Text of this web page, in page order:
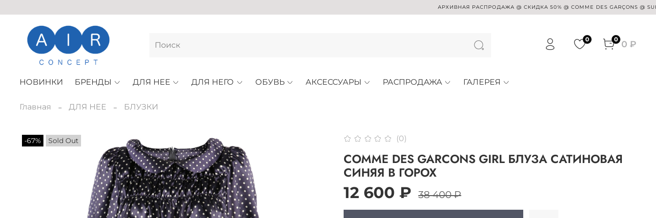
АРХИВНАЯ РАСПРОДАЖА @ СКИДКА 50% @ COMME DES GARÇONS @ SUE
0 0 0 ₽
НОВИНКИ БРЕНДЫ ДЛЯ НЕЕ ДЛЯ НЕГО ОБУВЬ АКСЕССУАРЫ РАСПРОДАЖА ГАЛЕРЕЯ
Главная ДЛЯ НЕЕ БЛУЗКИ
-67% Sold Out (0)
COMME DES GARCONS GIRL БЛУЗА САТИНОВАЯ
СИНЯЯ В ГОРОХ
12 600 ₽ 38 400 ₽